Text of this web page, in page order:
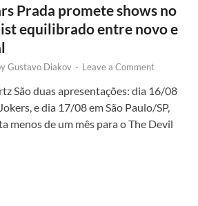
Prada promete shows no
equilibrado entre novo e
Gustavo Diakov - Leave a Comment
São duas apresentações: dia 16/08
e dia 17/08 em São Paulo/SP,
menos de um mês para o The Devil